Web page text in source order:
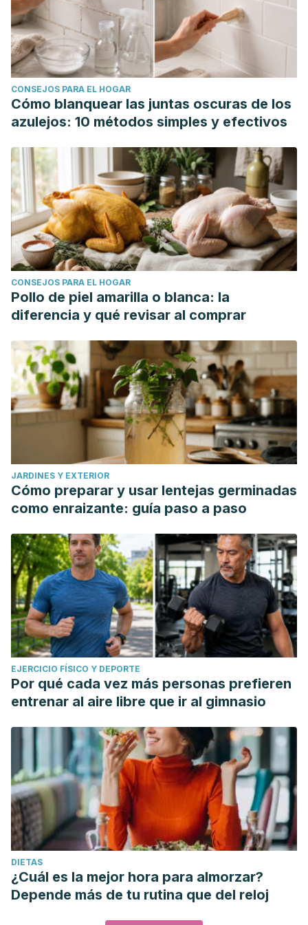
CONSEJOS PARA EL HOGAR
Cómo blanquear las juntas oscuras de los
azulejos: 10 métodos simples y efectivos
CONSEJOS PARA EL HOGAR
Pollo de piel amarilla o blanca: la
diferencia y qué revisar al comprar
JARDINES Y EXTERIOR
Cómo preparar y usar lentejas germinadas
como enraizante: guía paso a paso
EJERCICIO FÍSICO Y DEPORTE
Por qué cada vez más personas prefieren
entrenar al aire libre que ir al gimnasio
DIETAS
¿Cuál es la mejor hora para almorzar?
Depende más de tu rutina que del reloj